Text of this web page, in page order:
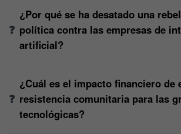
¿Por qué se ha desatado una
política contra las empresas de
artificial?
¿Cuál es el impacto financiero de
resistencia comunitaria para las
tecnológicas?